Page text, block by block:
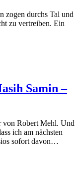
zogen durchs Tal und
zu vertreiben. Ein
Samin –
von Robert Mehl. Und
ich am nächsten
sofort davon…